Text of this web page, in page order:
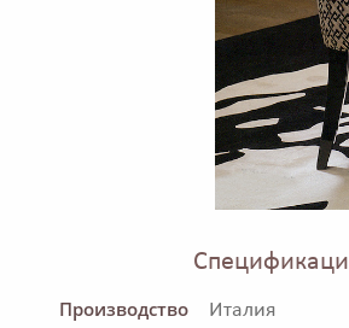
Производство Италия